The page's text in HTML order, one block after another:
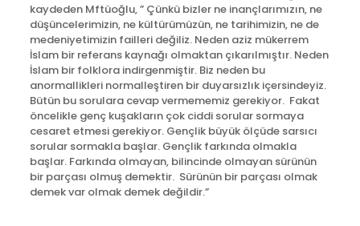
kaydeden Mftüoğlu, ” Çünkü bizler ne inançlarımızın, ne
düşüncelerimizin, ne kültürümüzün, ne tarihimizin, ne de
medeniyetimizin failleri değiliz. Neden aziz mükerrem
İslam bir referans kaynağı olmaktan çıkarılmıştır. Neden
İslam bir folklora indirgenmiştir. Biz neden bu
anormallikleri normalleştiren bir duyarsızlık içersindeyiz.
Bütün bu sorulara cevap vermememiz gerekiyor. Fakat
öncelikle genç kuşakların çok ciddi sorular sormaya
cesaret etmesi gerekiyor. Gençlik büyük ölçüde sarsıcı
sorular sormakla başlar. Gençlik farkında olmakla
başlar. Farkında olmayan, bilincinde olmayan sürünün
bir parçası olmuş demektir. Sürünün bir parçası olmak
demek var olmak demek değildir.”